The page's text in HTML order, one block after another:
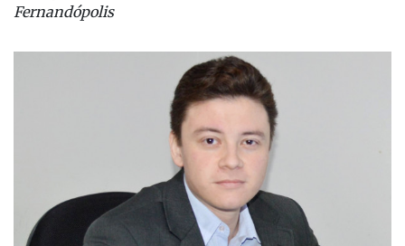
Fernandópolis